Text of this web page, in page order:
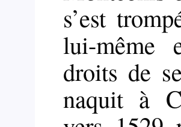
s’est
lui-même
droits de
naquit à